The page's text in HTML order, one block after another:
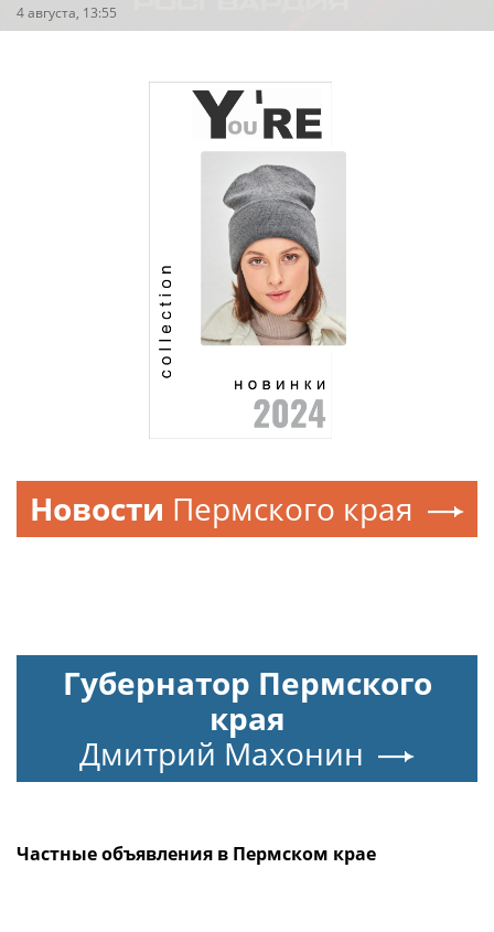
4 августа, 13:55
Новости Пермского края
Губернатор Пермского
края
Дмитрий Махонин
Частные объявления в Пермском крае